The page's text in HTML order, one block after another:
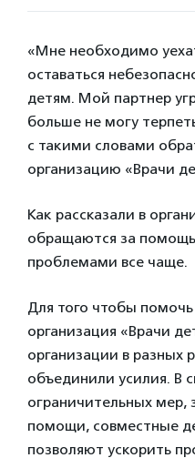
«Мне необходимо
оставаться
детям. Мой партнер
больше не могу
с такими словами
организацию «Врачи
Как рассказали в
обращаются за
проблемами все чаще.
Для того чтобы
организация «Врачи
организации в разных
объединили усилия. В
ограничительных мер,
помощи, совместные
позволяют ускорить